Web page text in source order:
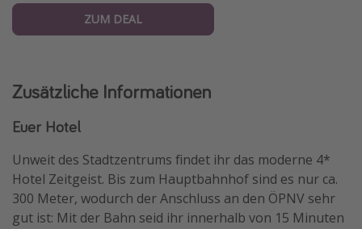
ZUM DEAL
Zusätzliche Informationen
Euer Hotel
Unweit des Stadtzentrums findet ihr das moderne 4*
Hotel Zeitgeist. Bis zum Hauptbahnhof sind es nur ca.
300 Meter, wodurch der Anschluss an den ÖPNV sehr
gut ist: Mit der Bahn seid ihr innerhalb von 15 Minuten